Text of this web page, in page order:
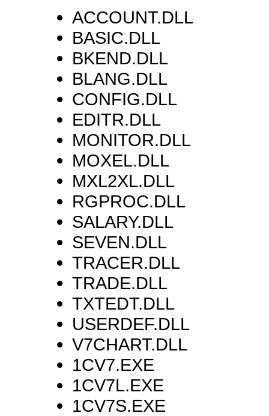
ACCOUNT.DLL
BASIC.DLL
BKEND.DLL
BLANG.DLL
CONFIG.DLL
EDITR.DLL
MONITOR.DLL
MOXEL.DLL
MXL2XL.DLL
RGPROC.DLL
SALARY.DLL
SEVEN.DLL
TRACER.DLL
TRADE.DLL
TXTEDT.DLL
USERDEF.DLL
V7CHART.DLL
1CV7.EXE
1CV7L.EXE
1CV7S.EXE